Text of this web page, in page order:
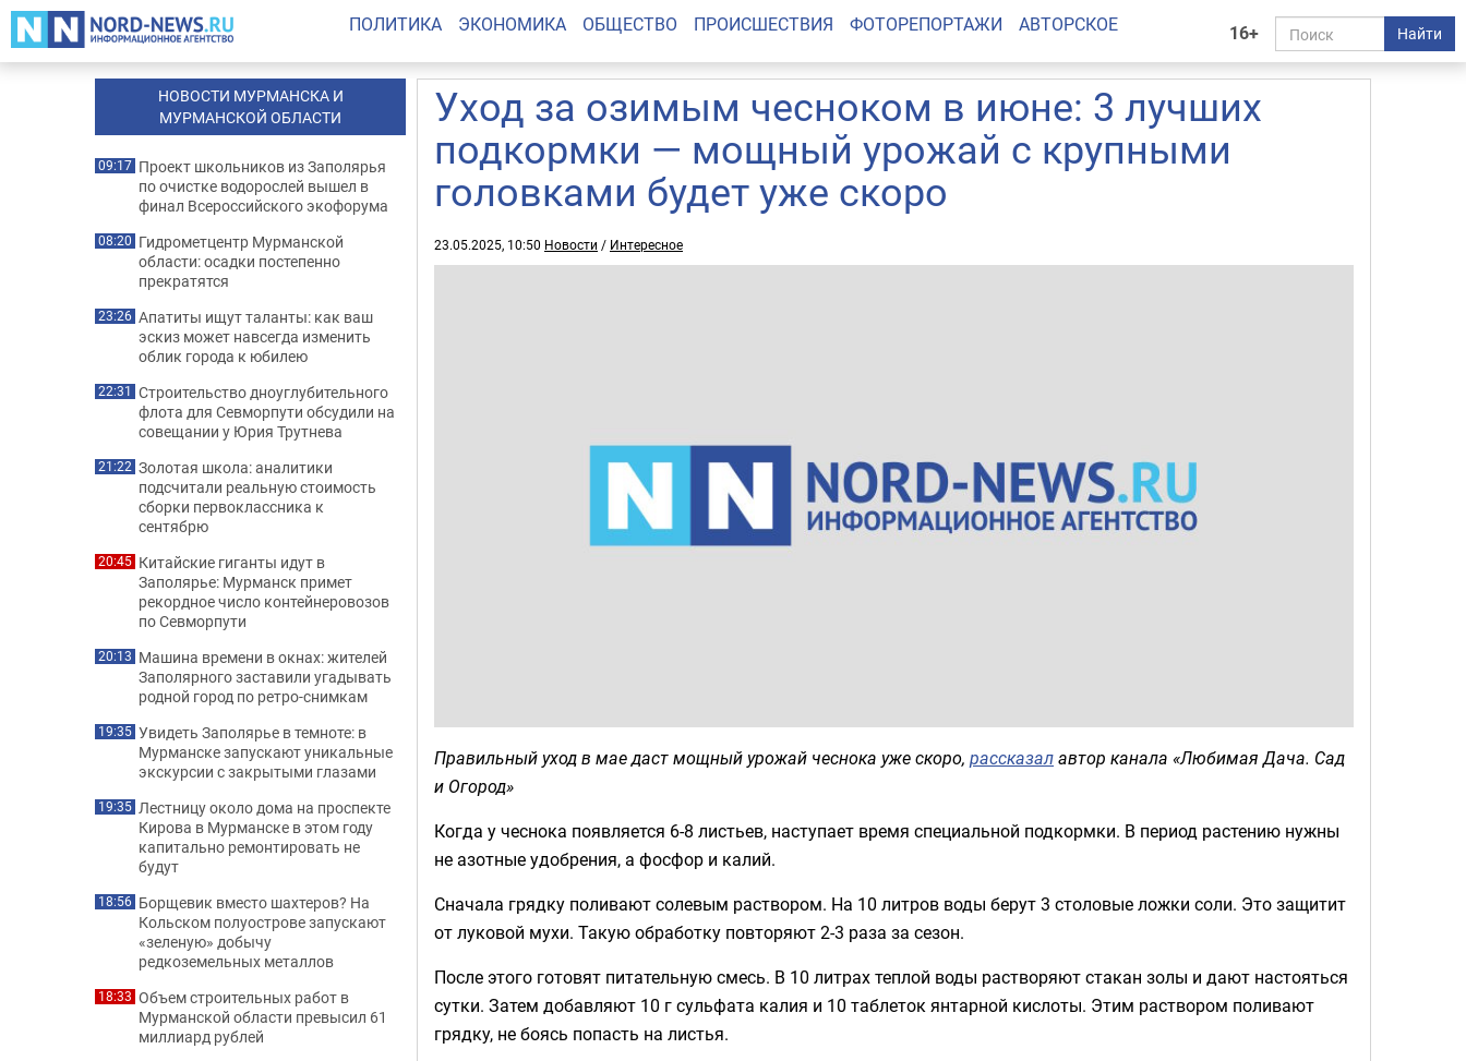
16+ Найти
ПОЛИТИКА ЭКОНОМИКА ОБЩЕСТВО ПРОИСШЕСТВИЯ ФОТОРЕПОРТАЖИ АВТОРСКОЕ
Уход за озимым чесноком в июне: 3 лучших
подкормки — мощный урожай с крупными
головками будет уже скоро
23.05.2025, 10:50 Новости / Интересное
Правильный уход в мае даст мощный урожай чеснока уже скоро, рассказалавтор канала «Любимая Дача. Сад
и Огород»
Когда у чеснока появляется 6-8 листьев, наступает время специальной подкормки. В период растению нужны
не азотные удобрения, а фосфор и калий.
Сначала грядку поливают солевым раствором. На 10 литров воды берут 3 столовые ложки соли. Это защитит
от луковой мухи. Такую обработку повторяют 2-3 раза за сезон.
После этого готовят питательную смесь. В 10 литрах теплой воды растворяют стакан золы и дают настояться
сутки. Затем добавляют 10 г сульфата калия и 10 таблеток янтарной кислоты. Этим раствором поливают
грядку, не боясь попасть на листья.
НОВОСТИ МУРМАНСКА И
МУРМАНСКОЙ ОБЛАСТИ
09:17 Проект школьников из Заполярья
по очистке водорослей вышел в
финал Всероссийского экофорума
08:20 Гидрометцентр Мурманской
области: осадки постепенно
прекратятся
23:26 Апатиты ищут таланты: как ваш
эскиз может навсегда изменить
облик города к юбилею
22:31 Строительство дноуглубительного
флота для Севморпути обсудили на
совещании у Юрия Трутнева
21:22 Золотая школа: аналитики
подсчитали реальную стоимость
сборки первоклассника к
сентябрю
20:45 Китайские гиганты идут в
Заполярье: Мурманск примет
рекордное число контейнеровозов
по Севморпути
20:13 Машина времени в окнах: жителей
Заполярного заставили угадывать
родной город по ретро-снимкам
19:35 Увидеть Заполярье в темноте: в
Мурманске запускают уникальные
экскурсии с закрытыми глазами
19:35 Лестницу около дома на проспекте
Кирова в Мурманске в этом году
капитально ремонтировать не
будут
18:56 Борщевик вместо шахтеров? На
Кольском полуострове запускают
«зеленую» добычу
редкоземельных металлов
18:33 Объем строительных работ в
Мурманской области превысил 61
миллиард рублей